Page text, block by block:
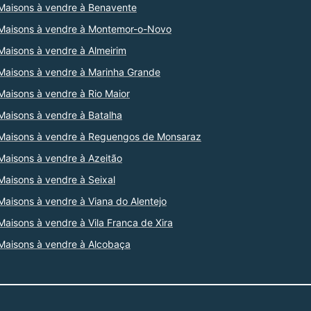
à vendre à Benavente
à vendre à Montemor-o-Novo
à vendre à Almeirim
à vendre à Marinha Grande
à vendre à Rio Maior
à vendre à Batalha
à vendre à Reguengos de Monsaraz
à vendre à Azeitão
à vendre à Seixal
à vendre à Viana do Alentejo
à vendre à Vila Franca de Xira
à vendre à Alcobaça